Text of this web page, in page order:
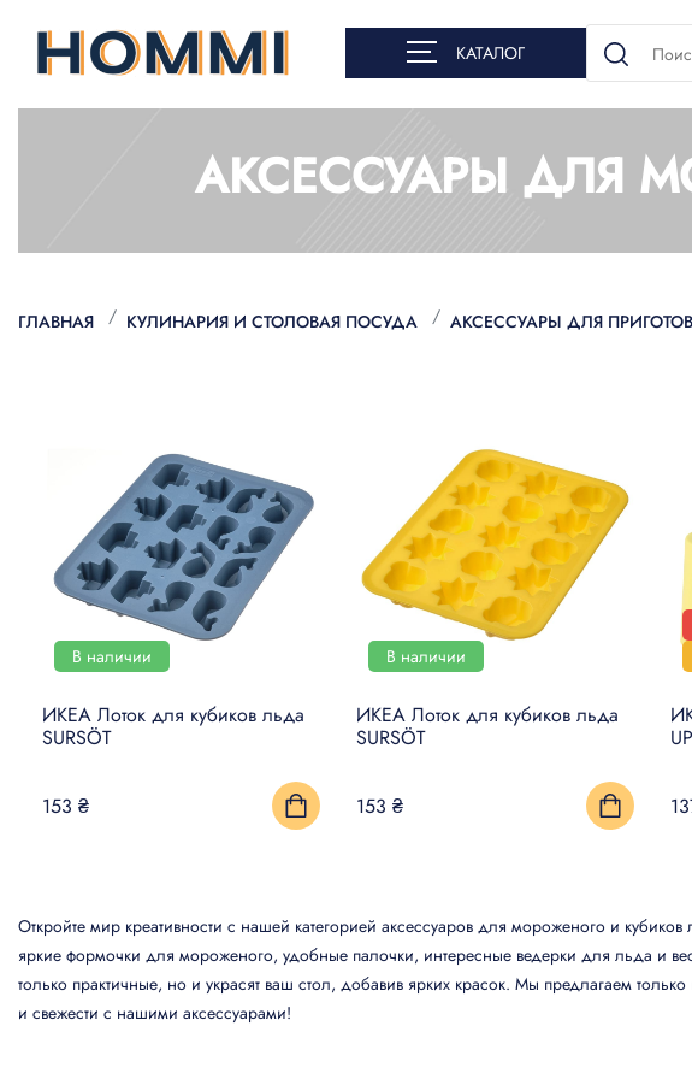
КАТАЛОГ
АКСЕССУАРЫ ДЛЯ
ГЛАВНАЯ КУЛИНАРИЯ И СТОЛОВАЯ ПОСУДА АКСЕССУАРЫ ДЛЯ
В наличии
ИКЕА Лоток для кубиков льда
SURSÖT
153 ₴
В наличии
ИКЕА Лоток для кубиков льда
SURSÖT
153 ₴
Откройте мир креативности с нашей категорией аксессуаров для мороженого и
яркие формочки для мороженого, удобные палочки, интересные ведерки для льда и
только практичные, но и украсят ваш стол, добавив ярких красок. Мы предлагаем
и свежести с нашими аксессуарами!